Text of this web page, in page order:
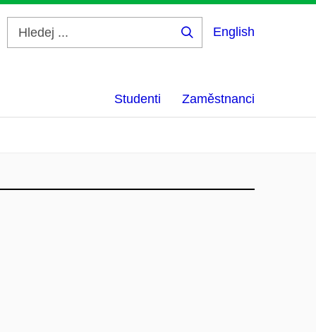
English
Studenti Zaměstnanci